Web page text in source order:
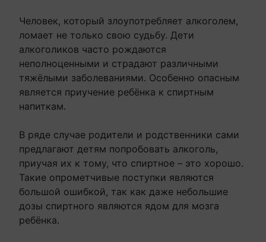
Человек, который злоупотребляет алкоголем,
ломает не только свою судьбу. Дети
алкоголиков часто рождаются
неполноценными и страдают различными
тяжёлыми заболеваниями. Особенно опасным
является приучение ребёнка к спиртным
напиткам.
В ряде случае родители и родственники сами
предлагают детям попробовать алкоголь,
приучая их к тому, что спиртное – это хорошо.
Такие опрометчивые поступки являются
большой ошибкой, так как даже небольшие
дозы спиртного являются ядом для мозга
ребёнка.